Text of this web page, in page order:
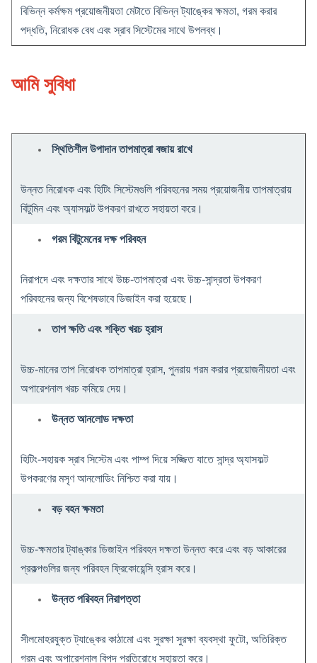
বিভিন্ন কর্মক্ষম প্রয়োজনীয়তা মেটাতে বিভিন্ন ট্যাঙ্কের ক্ষমতা, গরম করার
পদ্ধতি, নিরোধক বেধ এবং স্রাব সিস্টেমের সাথে উপলব্ধ।
আমি সুবিধা
স্থিতিশীল উপাদান তাপমাত্রা বজায় রাখে
উন্নত নিরোধক এবং হিটিং সিস্টেমগুলি পরিবহনের সময় প্রয়োজনীয় তাপমাত্রায়
বিটুমিন এবং অ্যাসফল্ট উপকরণ রাখতে সহায়তা করে।
গরম বিটুমেনের দক্ষ পরিবহন
নিরাপদে এবং দক্ষতার সাথে উচ্চ-তাপমাত্রা এবং উচ্চ-সান্দ্রতা উপকরণ
পরিবহনের জন্য বিশেষভাবে ডিজাইন করা হয়েছে।
তাপ ক্ষতি এবং শক্তি খরচ হ্রাস
উচ্চ-মানের তাপ নিরোধক তাপমাত্রা হ্রাস, পুনরায় গরম করার প্রয়োজনীয়তা এবং
অপারেশনাল খরচ কমিয়ে দেয়।
উন্নত আনলোড দক্ষতা
হিটিং-সহায়ক স্রাব সিস্টেম এবং পাম্প দিয়ে সজ্জিত যাতে সান্দ্র অ্যাসফল্ট
উপকরণের মসৃণ আনলোডিং নিশ্চিত করা যায়।
বড় বহন ক্ষমতা
উচ্চ-ক্ষমতার ট্যাঙ্কার ডিজাইন পরিবহন দক্ষতা উন্নত করে এবং বড় আকারের
প্রকল্পগুলির জন্য পরিবহন ফ্রিকোয়েন্সি হ্রাস করে।
উন্নত পরিবহন নিরাপত্তা
সীলমোহরযুক্ত ট্যাঙ্কের কাঠামো এবং সুরক্ষা সুরক্ষা ব্যবস্থা ফুটো, অতিরিক্ত
গরম এবং অপারেশনাল বিপদ প্রতিরোধে সহায়তা করে।